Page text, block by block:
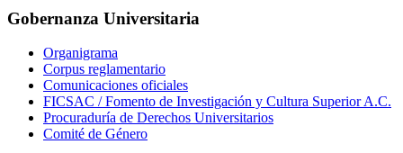
Gobernanza Universitaria
Organigrama
Corpus reglamentario
Comunicaciones oficiales
FICSAC / Fomento de Investigación y Cultura Superior A.C.
Procuraduría de Derechos Universitarios
Comité de Género